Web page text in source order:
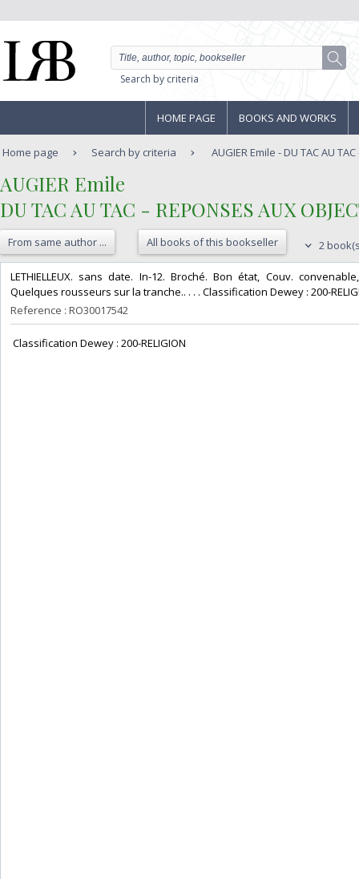
Search by criteria
HOME PAGE BOOKS AND WORKS
Home page Search by criteria AUGIER Emile - DU TAC AU TAC
‎AUGIER Emile‎
‎DU TAC AU TAC - REPONSES AUX
From same author ... All books of this bookseller 2
‎LETHIELLEUX. sans date. In-12. Broché. Bon état, Couv.
Quelques rousseurs sur la tranche.. . . . Classification Dewey : 200-
Reference : RO30017542
‎ Classification Dewey : 200-RELIGION‎